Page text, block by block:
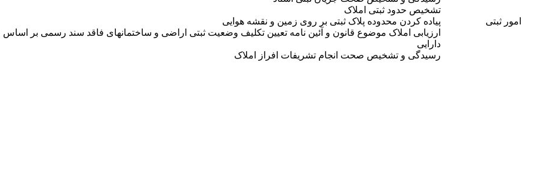
امور ثبتی
تشخیص حدود ثبتی املاک
پیاده کردن محدوده پلاک ثبتی بر روی زمین و نقشه هوایی
ارزیابی املاک موضوع قانون و آئین نامه تعیین تکلیف وضعیت ثبتی اراضی و ساختمانهای فاقد سند رسمی بر
دارایی
رسیدگی و تشخیص صحت انجام تشریفات افراز املاک